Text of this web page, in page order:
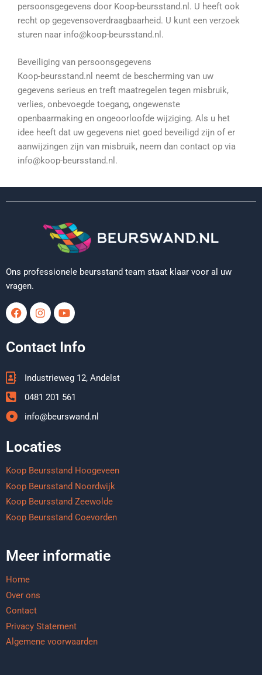
persoonsgegevens door Koop-beursstand.nl. U heeft ook
recht op gegevensoverdraagbaarheid. U kunt een verzoek
sturen naar info@koop-beursstand.nl.
Beveiliging van persoonsgegevens
Koop-beursstand.nl neemt de bescherming van uw
gegevens serieus en treft maatregelen tegen misbruik,
verlies, onbevoegde toegang, ongewenste
openbaarmaking en ongeoorloofde wijziging. Als u het
idee heeft dat uw gegevens niet goed beveiligd zijn of er
aanwijzingen zijn van misbruik, neem dan contact op via
info@koop-beursstand.nl.
Ons professionele beursstand team staat klaar voor al uw
vragen.
Facebook
Instagram
Youtube
Contact Info
Industrieweg 12, Andelst
0481 201 561
info@beurswand.nl
Locaties
Koop Beursstand Hoogeveen
Koop Beursstand Noordwijk
Koop Beursstand Zeewolde
Koop Beursstand Coevorden
Meer informatie
Home
Over ons
Contact
Privacy Statement
Algemene voorwaarden